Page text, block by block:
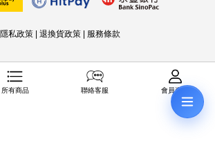
隱私政策 退換貨政策 服務條款
所有商品 聯絡客服 會員資料